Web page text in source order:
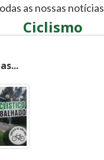
as nossas notícias
Ciclismo